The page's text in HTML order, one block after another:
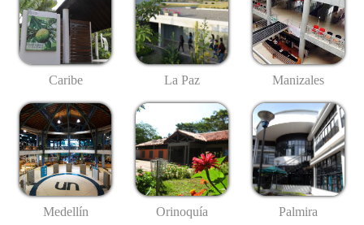
Caribe La Paz Manizales
Medellín Orinoquía Palmira